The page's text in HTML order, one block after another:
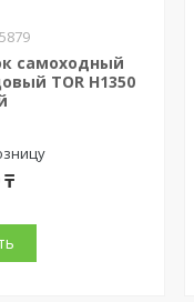
самоходный
TOR H1350
₸